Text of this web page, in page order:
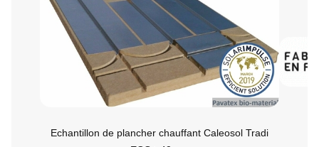
Echantillon de plancher chauffant Caleosol Tradi